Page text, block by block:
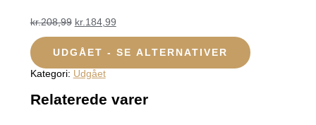
kr.208,99 kr. 184,99
UDGÅET - SE ALTERNATIVER
Kategori: Udgået
Relaterede varer